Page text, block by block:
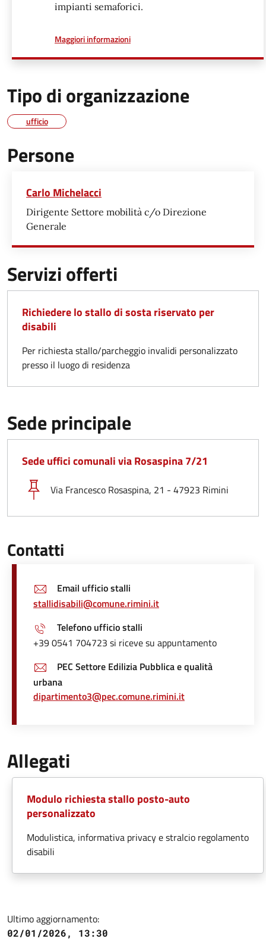
impianti semaforici.
Maggiori informazionia proposito di
Tipo di organizzazione
ufficio
Persone
Carlo Michelacci
Dirigente Settore mobilità c/o Direzione
Generale
Servizi offerti
Richiedere lo stallo di sosta riservato per
disabili
Per richiesta stallo/parcheggio invalidi personalizzato
presso il luogo di residenza
Sede principale
Sede uffici comunali via Rosaspina 7/21
Via Francesco Rosaspina, 21 - 47923 Rimini
Contatti
Email ufficio stalli
stallidisabili@comune.rimini.it
Telefono ufficio stalli
+39 0541 704723 si riceve su appuntamento
PEC Settore Edilizia Pubblica e qualità
urbana
dipartimento3@pec.comune.rimini.it
Allegati
Modulo richiesta stallo posto-auto
personalizzato
Modulistica, informativa privacy e stralcio regolamento
disabili
Ultimo aggiornamento:
02/01/2026, 13:30